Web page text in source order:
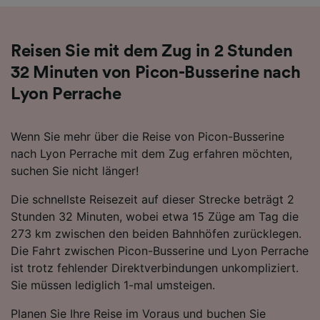
Reisen Sie mit dem Zug in 2 Stunden
32 Minuten von Picon-Busserine nach
Lyon Perrache
Wenn Sie mehr über die Reise von Picon-Busserine
nach Lyon Perrache mit dem Zug erfahren möchten,
suchen Sie nicht länger!
Die schnellste Reisezeit auf dieser Strecke beträgt 2
Stunden 32 Minuten, wobei etwa 15 Züge am Tag die
273 km zwischen den beiden Bahnhöfen zurücklegen.
Die Fahrt zwischen Picon-Busserine und Lyon Perrache
ist trotz fehlender Direktverbindungen unkompliziert.
Sie müssen lediglich 1-mal umsteigen.
Planen Sie Ihre Reise im Voraus und buchen Sie